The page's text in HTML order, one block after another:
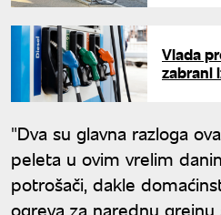
Vlada
zabrani
"Dva su glavna razloga
peleta u ovim vrelim
potrošači, dakle
ogreva za narednu